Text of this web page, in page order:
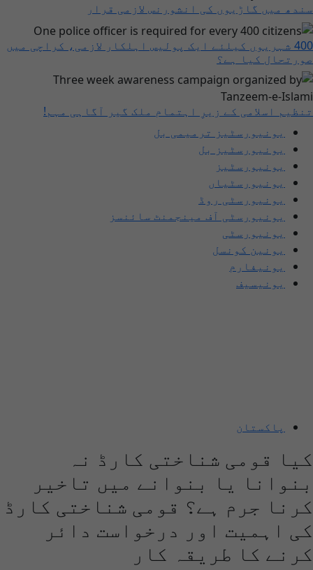
سندھ میں گاڑیوں کی انشورنس لازمی قرار
400 شہریوں کیلئے ایک پولیس اہلکار لازمی، کراچی میں
صورتحال کیا ہے؟
تنظیم اسلامی کے زیرِ اہتمام ملک گیر آگاہی مہم!
یونیورسٹیز ترمیمی بل
یونیورسٹیز بل
یونیورسٹیز
یونیورسٹیاں
یونیورسٹی روڈ
یونیورسٹی آف مینجمنٹ سائنسز
یونیورسٹی
یونین کونسل
یونیفارم
یونیسیف
پاکستان
کیا قومی شناختی کارڈ نہ
بنوانا یا بنوانے میں تاخیر
کرنا جرم ہے؟ قومی شناختی کارڈ
کی اہمیت اور درخواست دائر
کرنے کا طریقہ کار